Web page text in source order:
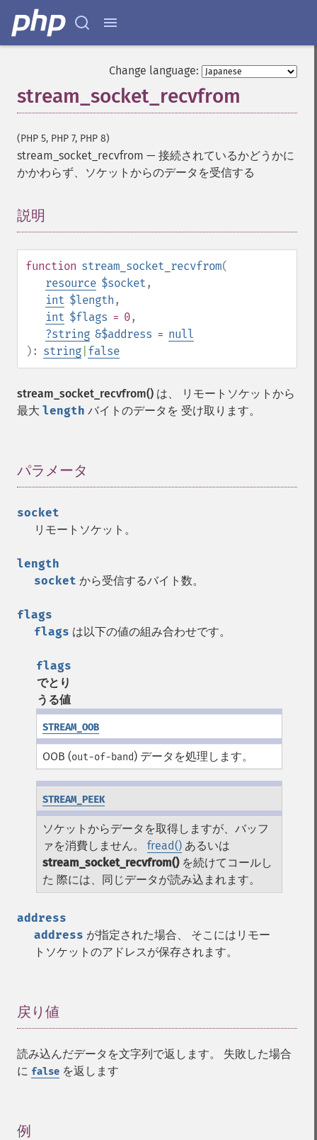
Change language:
stream_socket_recvfrom
(PHP 5, PHP 7, PHP 8)
stream_socket_recvfrom — 接続されているかどうかに
かかわらず、ソケットからのデータを受信する
説明
function stream_socket_recvfrom(
resource $socket ,
int $length ,
int $flags = 0,
?string &$address = null
): string false
stream_socket_recvfrom() は、 リモートソケットから
最大 length バイトのデータを 受け取ります。
パラメータ
socket
リモートソケット。
length
socket から受信するバイト数。
flags
flags は以下の値の組み合わせです。
flags
でとり
うる値
STREAM_OOB
OOB (out-of-band) データを処理します。
STREAM_PEEK
ソケットからデータを取得しますが、バッフ
ァを消費しません。fread() あるいは
stream_socket_recvfrom()を続けてコールし
た 際には、同じデータが読み込まれます。
address
address が指定された場合、 そこにはリモー
トソケットのアドレスが保存されます。
戻り値
読み込んだデータを文字列で返します。 失敗した場合
に false を返します
例